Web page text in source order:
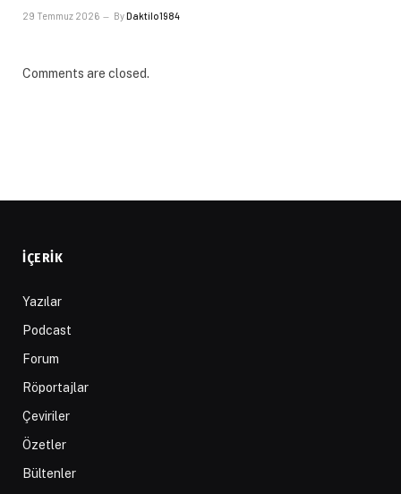
29 Temmuz 2026 ByDaktilo1984
Comments are closed.
İÇERIK
Yazılar
Podcast
Forum
Röportajlar
Çeviriler
Özetler
Bültenler